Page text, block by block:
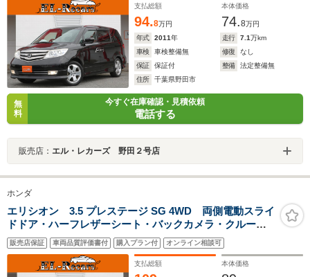
支払総額
94.8万円
本体価格
74.8万円
年式
2011年 走行 7.1万km
車検
車検整備無 修復
なし
保証
保証付 整備
法定整備無
住所
千葉県野田市
無
料
今すぐ在庫確認・見積依頼
電話する
販売店： エル・レカーズ 野田２号店
ホンダ
エリシオン 3.5 プレステージ SG 4WD 両側電動スライ
ドドア・ハーフレザーシート・バックカメラ・クルーズ
コントロール・キーレス・オートA/C・ETC・木目調パネ
ル・HIDヘッドライト・ドアバイザー・純正17インチアル
ミ・ウィンカーミラー
販売店保証 車両品質評価書付 購入プラン付 オンライン相談可
支払総額 本体価格